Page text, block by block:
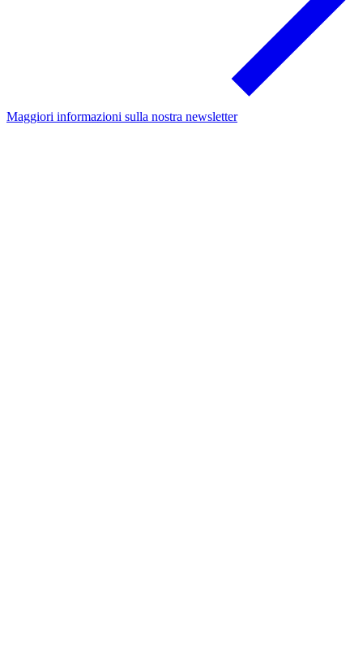
Maggiori informazioni sulla nostra newsletter